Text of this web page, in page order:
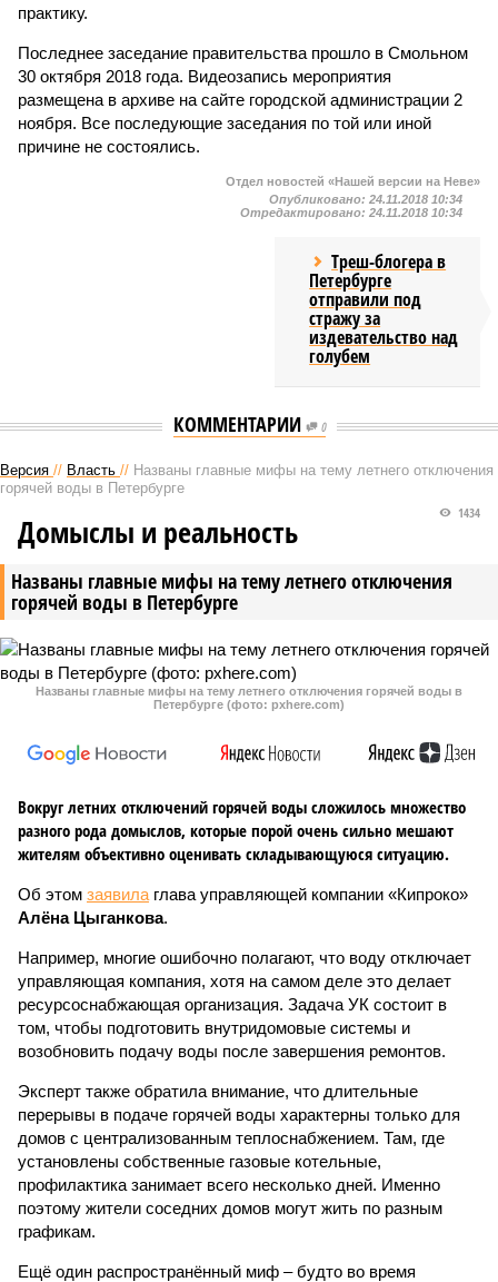
практику.
Последнее заседание правительства прошло в Смольном
30 октября 2018 года. Видеозапись мероприятия
размещена в архиве на сайте городской администрации 2
ноября. Все последующие заседания по той или иной
причине не состоялись.
Отдел новостей «Нашей версии на Неве»
Опубликовано: 24.11.2018 10:34
Отредактировано: 24.11.2018 10:34
Треш-блогера в
Петербурге
отправили под
стражу за
издевательство над
голубем
КОММЕНТАРИИ 0
Версия // Власть // Названы главные мифы на тему летнего отключения
горячей воды в Петербурге
Названы главные мифы на тему летнего отключения
горячей воды в Петербурге
1434
Домыслы и реальность
Названы главные мифы на тему летнего отключения горячей воды в
Петербурге (фото: pxhere.com)
Вокруг летних отключений горячей воды сложилось множество
разного рода домыслов, которые порой очень сильно мешают
жителям объективно оценивать складывающуюся ситуацию.
Об этом заявила глава управляющей компании «Кипроко»
Алёна Цыганкова.
Например, многие ошибочно полагают, что воду отключает
управляющая компания, хотя на самом деле это делает
ресурсоснабжающая организация. Задача УК состоит в
том, чтобы подготовить внутридомовые системы и
возобновить подачу воды после завершения ремонтов.
Эксперт также обратила внимание, что длительные
перерывы в подаче горячей воды характерны только для
домов с централизованным теплоснабжением. Там, где
установлены собственные газовые котельные,
профилактика занимает всего несколько дней. Именно
поэтому жители соседних домов могут жить по разным
графикам.
Ещё один распространённый миф – будто во время